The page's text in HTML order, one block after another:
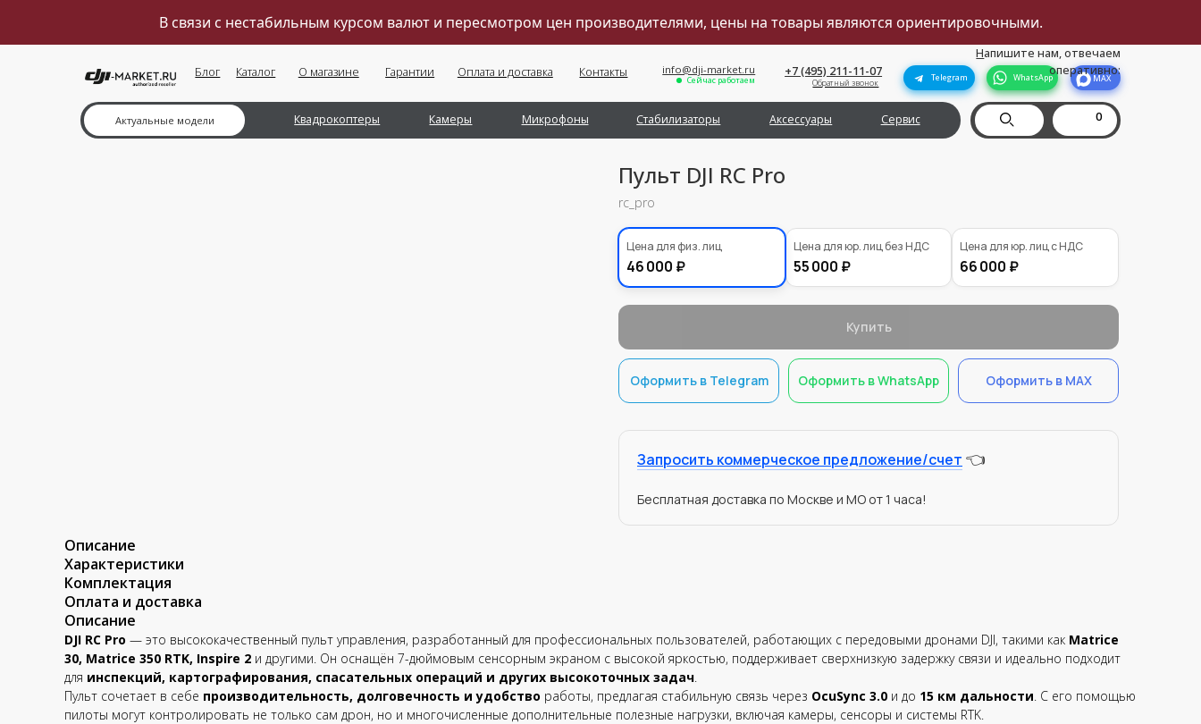
В связи с нестабильным курсом валют и пересмотром цен производителями, цены на товары являются ориентировочными.
Актуальные модели Квадрокоптеры Камеры Микрофоны Стабилизаторы Сервис
Аксессуары
Telegram WhatsApp MAX
0
+7 (495) 211-11-07
Обратный звонок
Напишите нам, отвечаем
оперативно:
Сейчас работаем
Пульт DJI RC Pro
rc_pro
38000,00
₽
Цена для физ. лиц
46 000 ₽
Цена для юр. лиц без НДС
55 000 ₽
Цена для юр. лиц с НДС
66 000 ₽
Купить
Оформить в Telegram Оформить в WhatsApp Оформить в MAX
Запросить коммерческое предложение/счет 👈
Бесплатная доставка по Москве и МО от 1 часа!
Описание
Характеристики
Комплектация
Оплата и доставка
Описание
DJI RC Pro — это высококачественный пульт управления, разработанный для профессиональных пользователей, работающих с передовыми дронами DJI, такими как Matrice
30, Matrice 350 RTK, Inspire 2 и другими. Он оснащён 7-дюймовым сенсорным экраном с высокой яркостью, поддерживает сверхнизкую задержку связи и идеально подходит
для инспекций, картографирования, спасательных операций и других высокоточных задач
Пульт сочетает в себе производительность, долговечность и удобство работы, предлагая стабильную связь через OcuSync 3.0 и до 15 км дальности . С его помощью
пилоты могут контролировать не только сам дрон, но и многочисленные дополнительные полезные нагрузки, включая камеры, сенсоры и системы RTK.